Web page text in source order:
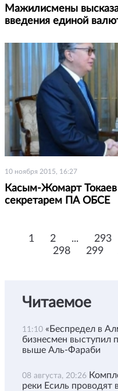
Мажилисмены
введения единой
10 ноября 2015, 16:27
Касым-Жомарт Токаев
секретарем ПА ОБСЕ
1 2 ... 293
298
299
Читаемое
11:10 «Беспредел в
бизнесмен выступил
выше Аль-Фараби
08 августа, 20:26
реки Есиль проводят